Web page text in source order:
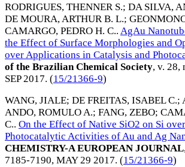
RODRIGUES, THENNER S.; DA SILVA,
DE MOURA, ARTHUR B. L.;
CAMARGO, PEDRO H. C.. AgAu
the Effect of Surface Morphologies and
over Applications in Catalysis and
of the Brazilian Chemical Society, v. 28,
SEP 2017. (15/21366-9)
WANG, JIALE; DE FREITAS, ISABEL C.;
ANDO, ROMULO A.; FANG, ZEBO;
C.. On the Effect of Native SiO2 on Si
Photocatalytic Activities of Au and Ag
CHEMISTRY-A EUROPEAN JOURNAL
7185-7190, MAY 29 2017. (15/21366-9)